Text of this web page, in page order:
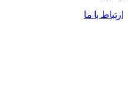
ارتباط با ما